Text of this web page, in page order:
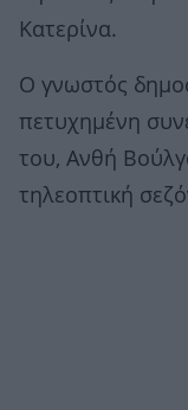
Κατερίνα.
Ο γνωστός
πετυχημένη
του, Ανθή
τηλεοπτική